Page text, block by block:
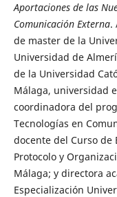
Aportaciones de las
Comunicación Externa.
de master de la
Universidad de
de la Universidad
Málaga, universidad
coordinadora del
Tecnologías en
docente del Curso de
Protocolo y
Málaga; y directora
Especialización